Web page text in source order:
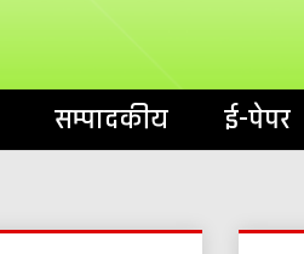
सम्पादकीय ई-पेपर